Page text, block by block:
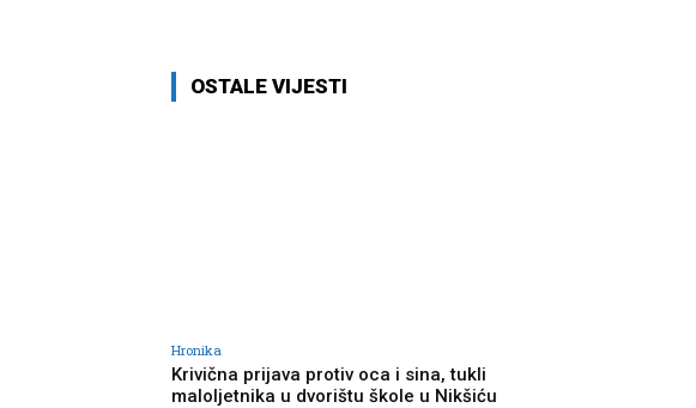
OSTALE VIJESTI
Hronika
Krivična prijava protiv oca i sina, tukli
maloljetnika u dvorištu škole u Nikšiću